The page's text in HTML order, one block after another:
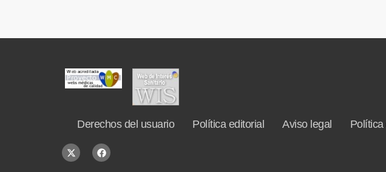
Derechos del usuario Política editorial Aviso legal Política